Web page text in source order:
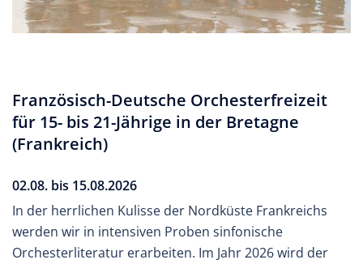
Französisch-Deutsche Orchesterfreizeit
für 15- bis 21-Jährige in der Bretagne
(Frankreich)
02.08. bis 15.08.2026
In der herrlichen Kulisse der Nordküste Frankreichs
werden wir in intensiven Proben sinfonische
Orchesterliteratur erarbeiten. Im Jahr 2026 wird der